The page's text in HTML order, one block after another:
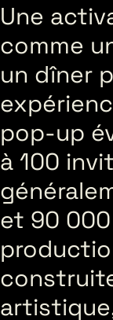
Une
comme
un dîner
pop-up
à 100
et 90 000